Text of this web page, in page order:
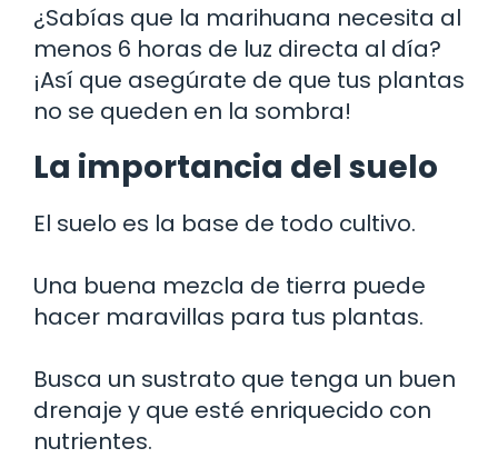
¿Sabías que la marihuana necesita al
menos 6 horas de luz directa al día?
¡Así que asegúrate de que tus plantas
no se queden en la sombra!
La importancia del suelo
El suelo es la base de todo cultivo.
Una buena mezcla de tierra puede
hacer maravillas para tus plantas.
Busca un sustrato que tenga un buen
drenaje y que esté enriquecido con
nutrientes.